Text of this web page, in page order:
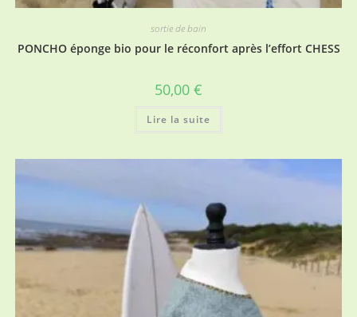
sortie de bain
PONCHO éponge bio pour le réconfort après l’effort CHESS
50,00 €
Lire la suite